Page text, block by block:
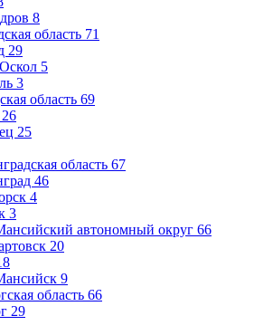
8
область 71
29
5
3
область 69
26
25
область 67
46
4
3
автономный округ 66
20
9
область 66
29